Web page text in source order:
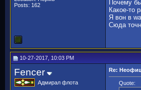
Posts: 162
Почему
Какое-то
Я вон в
Сюда
10-27-2017, 10:03 PM
Fencer
Адмирал флота
Re:
Quote: